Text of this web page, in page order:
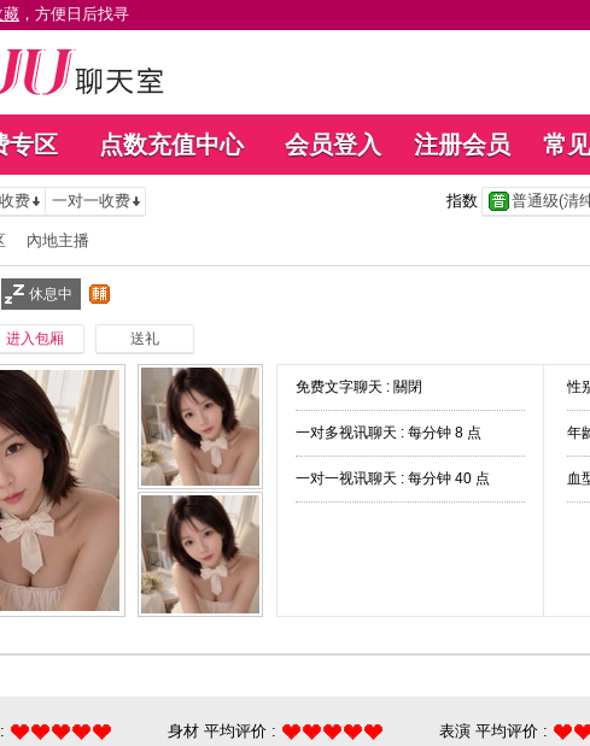
藏 ，方便日后找寻
专区 点数充值中心 会员登入 注册会员 常
费 一对一收费 指数 普通级(清
內地主播
休息中
进入包厢 送礼
免费文字聊天 : 關閉
一对多视讯聊天 : 每分钟 8 点
一对一视讯聊天 : 每分钟 40 点
性
年
血
身材 平均评价 : 表演 平均评价 :